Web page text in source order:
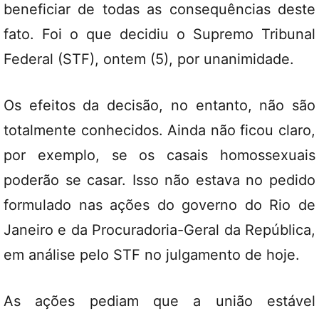
beneficiar de todas as consequências deste
fato. Foi o que decidiu o Supremo Tribunal
Federal (STF), ontem (5), por unanimidade.
Os efeitos da decisão, no entanto, não são
totalmente conhecidos. Ainda não ficou claro,
por exemplo, se os casais homossexuais
poderão se casar. Isso não estava no pedido
formulado nas ações do governo do Rio de
Janeiro e da Procuradoria-Geral da República,
em análise pelo STF no julgamento de hoje.
As ações pediam que a união estável